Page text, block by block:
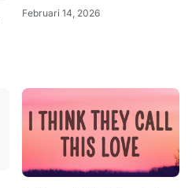
Februari 14, 2026